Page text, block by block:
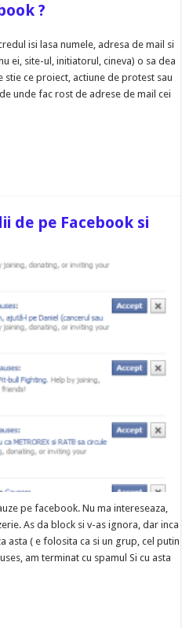
?
isi lasa numele, adresa de mail si
ei, site-ul, initiatorul, cineva) o sa dea
stie ce proiect, actiune de protest sau
unde fac rost de adrese de mail cei
de pe Facebook si
pe facebook. Nu ma intereseaza,
As da block si v-as ignora, dar inca
asta ( e folosita ca si un grup, cel putin
am terminat cu spamul Si cu asta